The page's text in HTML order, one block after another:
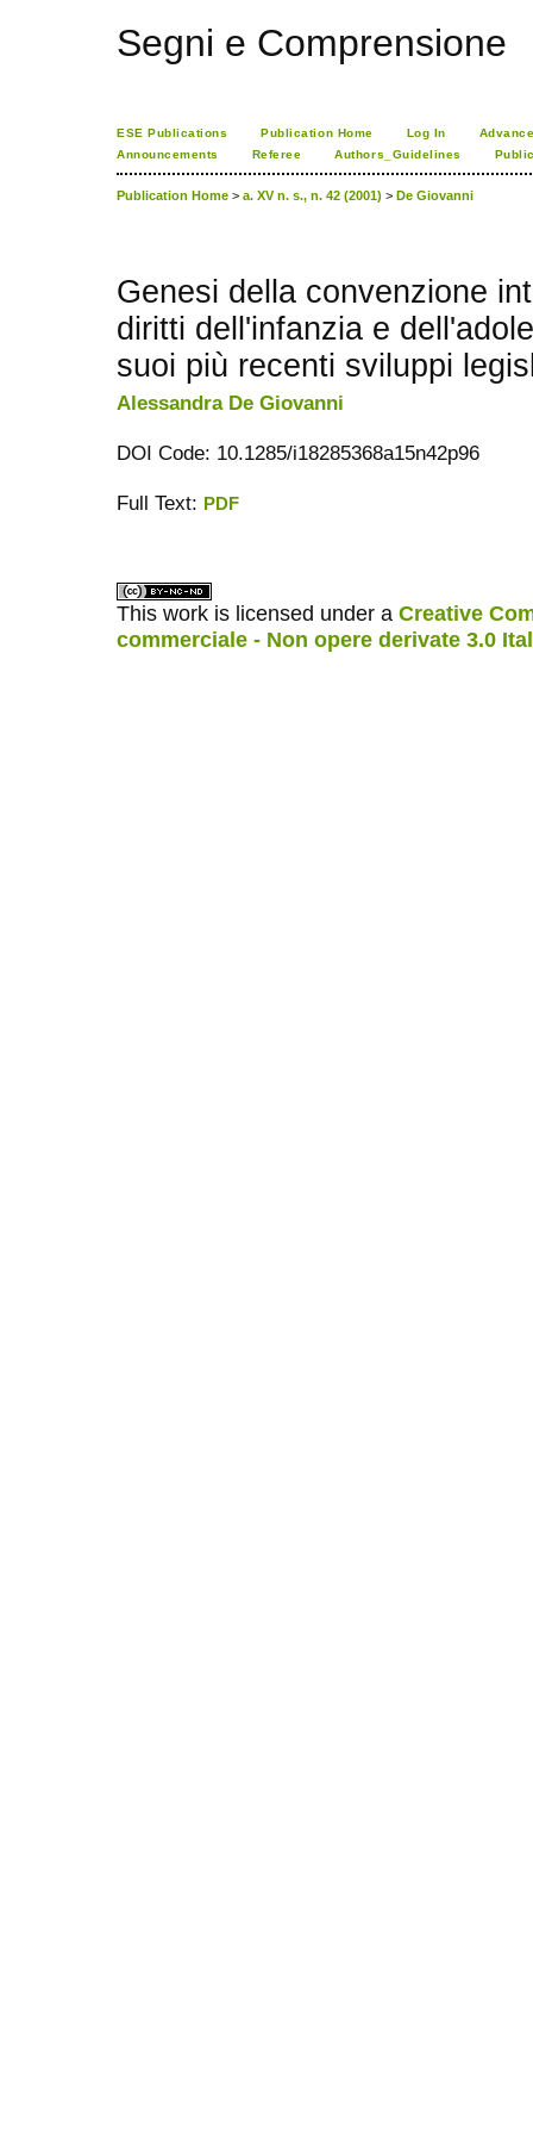
Segni e Comprensione
ESE Publications Publication Home Log In
Announcements
Referee Authors_Guidelines
Publication Home > a. XV n. s., n. 42 (2001) > De Giovanni
Genesi della convenzione
diritti dell'infanzia e
suoi più recenti sviluppi
Alessandra De Giovanni
DOI Code: 10.1285/i18285368a15n42p96
Full Text: PDF
This work is licensed under a Creative
commerciale - Non opere derivate 3.0